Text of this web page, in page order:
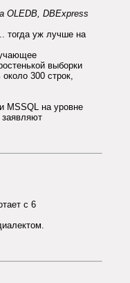
OLEDB, DBExpress
тогда уж лучше на
выборки
300 строк,
MSSQL на уровне
заявляют
с 6